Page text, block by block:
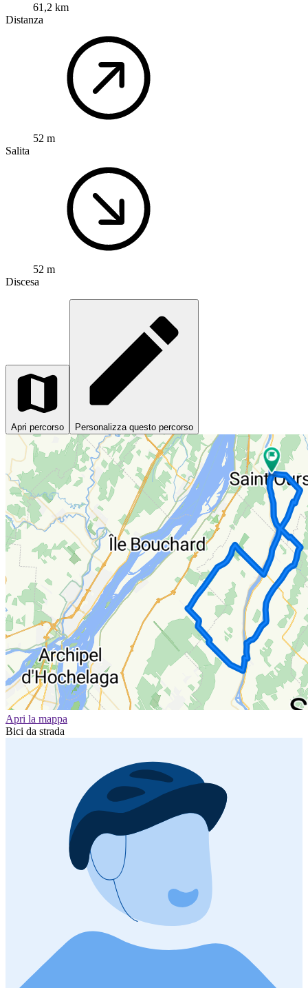
61,2 km
Distanza
52 m
Salita
52 m
Discesa
Apri percorso Personalizza questo percorso
Apri la mappa
Bici da strada